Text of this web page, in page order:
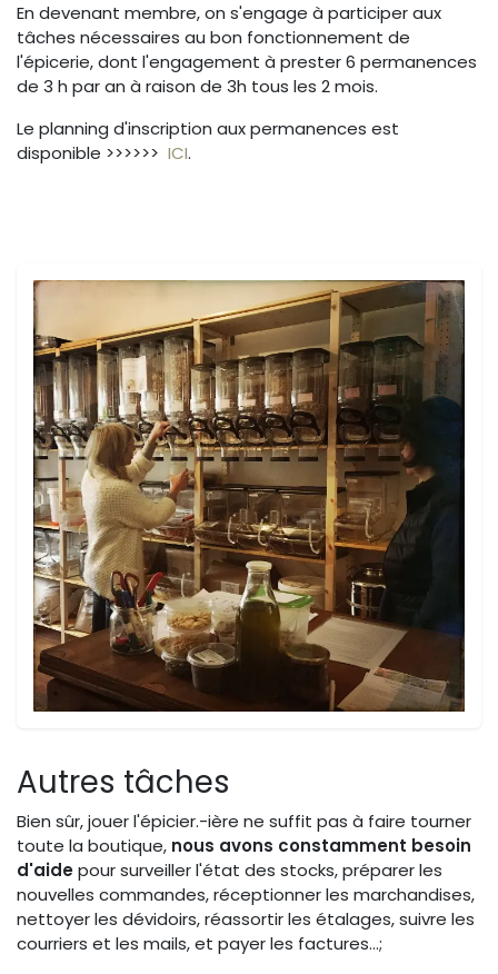
En devenant membre, on s'engage à participer aux
tâches nécessaires au bon fonctionnement de
l'épicerie, dont l'engagement à prester 6 permanences
de 3 h par an à raison de 3h tous les 2 mois.
Le planning d'inscription aux permanences est
disponible >>>>>> ICI.
Autres tâches
Bien sûr, jouer l'épicier.-ière ne suffit pas à faire tourner
toute la boutique, nous avons constamment besoin
d'aidepour surveiller l'état des stocks, préparer les
nouvelles commandes, réceptionner les marchandises,
nettoyer les dévidoirs, réassortir les étalages, suivre les
courriers et les mails, et payer les factures...;